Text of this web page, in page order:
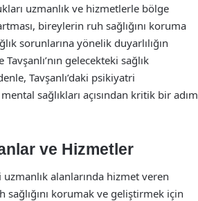
uzmanlık ve hizmetlerle bölge
bireylerin ruh sağlığını koruma
sorunlarına yönelik duyarlılığın
gelecekteki sağlık
Tavşanlı’daki psikiyatri
sağlıkları açısından kritik bir adım
ve Hizmetler
alanlarında hizmet veren
korumak ve geliştirmek için